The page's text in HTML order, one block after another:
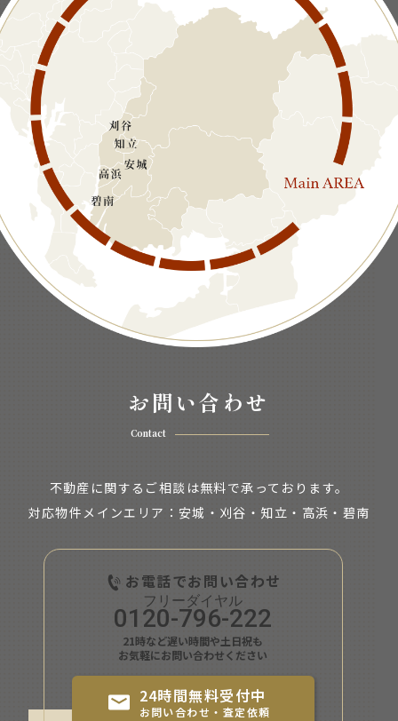
お問い合わせ
Contact
不動産に関するご相談は無料で承っております。
対応物件メインエリア：安城・刈谷・知立・ 高浜・碧南
お電話でお問い合わせ
0120-796-222
21時など遅い時間や土日祝も
お気軽にお問い合わせください
24時間無料受付中
お問い合わせ・査定依頼